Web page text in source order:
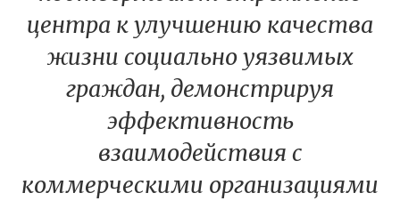
центра к улучшению качества
жизни социально уязвимых
граждан, демонстрируя
эффективность
взаимодействия с
коммерческими организациями